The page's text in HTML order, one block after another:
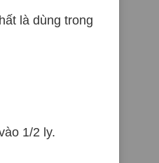
là dùng trong
1/2 ly.